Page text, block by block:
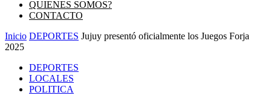
QUIENES SOMOS?
CONTACTO
Inicio DEPORTES Jujuy presentó oficialmente los Juegos Forja
2025
DEPORTES
LOCALES
POLITICA